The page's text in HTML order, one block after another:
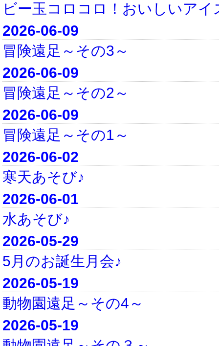
ビー玉コロコロ！おいしいアイ
2026-06-09
冒険遠足～その3～
2026-06-09
冒険遠足～その2～
2026-06-09
冒険遠足～その1～
2026-06-02
寒天あそび♪
2026-06-01
水あそび♪
2026-05-29
5月のお誕生月会♪
2026-05-19
動物園遠足～その4～
2026-05-19